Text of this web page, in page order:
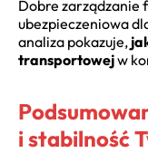
Dobre zarządzanie
ubezpieczeniowa
analiza pokazuje,
transportowejw
i stabilność